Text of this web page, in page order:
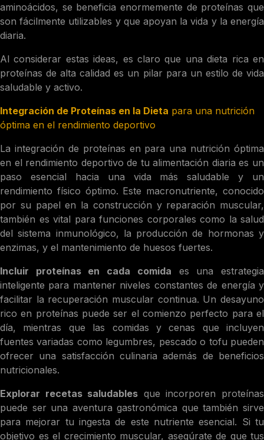
aminoácidos, se beneficia enormemente de proteínas que
son fácilmente utilizables y que apoyan la vida y la energía
diaria.
Al considerar estas ideas, es claro que una dieta rica en
proteínas de alta calidad es un pilar para un estilo de vida
saludable y activo.
Integración de Proteínas en la Dieta para una nutrición
óptima en el rendimiento deportivo
La integración de proteínas en para una nutrición óptima
en el rendimiento deportivo de tu alimentación diaria es un
paso esencial hacia una vida más saludable y un
rendimiento físico óptimo. Este macronutriente, conocido
por su papel en la construcción y reparación muscular,
también es vital para funciones corporales como la salud
del sistema inmunológico, la producción de hormonas y
enzimas, y el mantenimiento de huesos fuertes.
Incluir proteínas en cada comida es una estrategia
inteligente para mantener niveles constantes de energía y
facilitar la recuperación muscular continua. Un desayuno
rico en proteínas puede ser el comienzo perfecto para el
día, mientras que las comidas y cenas que incluyen
fuentes variadas como legumbres, pescado o tofu pueden
ofrecer una satisfacción culinaria además de beneficios
nutricionales.
Explorar recetas saludables que incorporen proteínas
puede ser una aventura gastronómica que también sirve
para mejorar tu ingesta de este nutriente esencial. Si tu
objetivo es el crecimiento muscular, asegúrate de que tus